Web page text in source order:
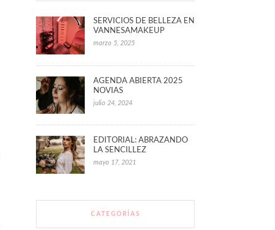
SERVICIOS DE BELLEZA EN
VANNESAMAKEUP
marzo 5, 2025
AGENDA ABIERTA 2025
NOVIAS
julio 24, 2024
EDITORIAL: ABRAZANDO
LA SENCILLEZ
mayo 17, 2021
CATEGORÍAS